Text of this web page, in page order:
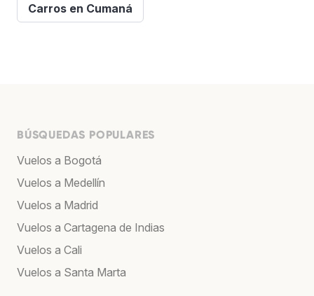
Carros en Cumaná
BÚSQUEDAS POPULARES
Vuelos a Bogotá
Vuelos a Medellín
Vuelos a Madrid
Vuelos a Cartagena de Indias
Vuelos a Cali
Vuelos a Santa Marta